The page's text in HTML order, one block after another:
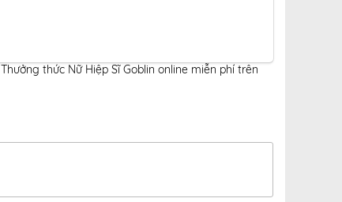
Thưởng thức Nữ Hiệp Sĩ Goblin online miễn phí trên